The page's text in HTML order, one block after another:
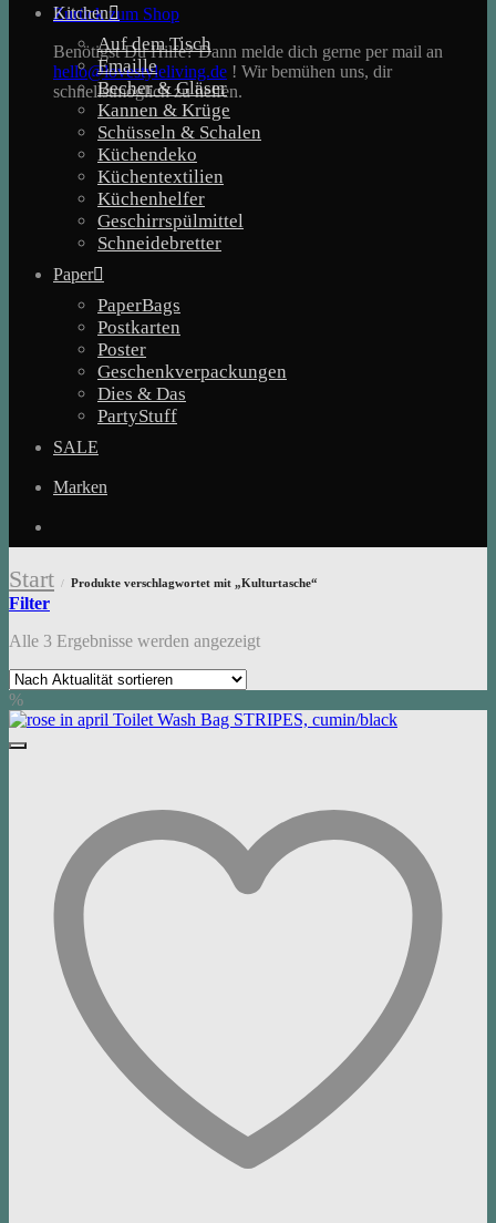
Zurück zum Shop
Benötigst Du Hilfe? Dann melde dich gerne per mail an
hello@lovestyleliving.de ! Wir bemühen uns, dir
schnellstmöglich zu helfen.
Kitchen
Auf dem Tisch
Emaille
Becher & Gläser
Kannen & Krüge
Schüsseln & Schalen
Küchendeko
Küchentextilien
Küchenhelfer
Geschirrspülmittel
Schneidebretter
Paper
PaperBags
Postkarten
Poster
Geschenkverpackungen
Dies & Das
PartyStuff
SALE
Marken
Start / Produkte verschlagwortet mit „Kulturtasche“
Filter
Alle 3 Ergebnisse werden angezeigtNach
%